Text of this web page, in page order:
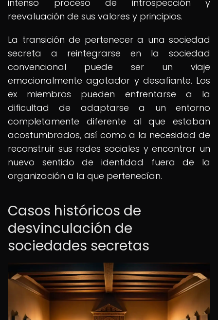
intenso proceso de introspección y
reevaluación de sus valores y principios.
La transición de pertenecer a una sociedad
secreta a reintegrarse en la sociedad
convencional puede ser un viaje
emocionalmente agotador y desafiante. Los
ex miembros pueden enfrentarse a la
dificultad de adaptarse a un entorno
completamente diferente al que estaban
acostumbrados, así como a la necesidad de
reconstruir sus redes sociales y encontrar un
nuevo sentido de identidad fuera de la
organización a la que pertenecían.
Casos históricos de
desvinculación de
sociedades secretas